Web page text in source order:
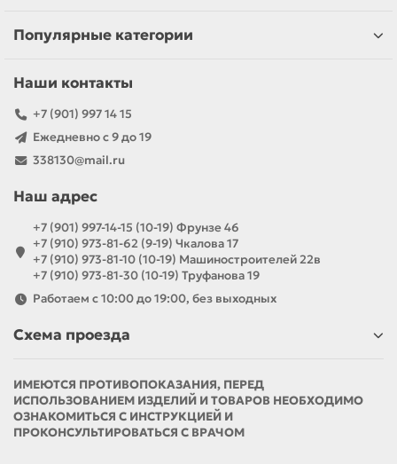
Популярные категории
Наши контакты
+7 (901) 997 14 15
Ежедневно с 9 до 19
338130@mail.ru
Наш адрес
+7 (901) 997-14-15 (10-19) Фрунзе 46
+7 (910) 973-81-62 (9-19) Чкалова 17
+7 (910) 973-81-10 (10-19) Машиностроителей 22в
+7 (910) 973-81-30 (10-19) Труфанова 19
Работаем с 10:00 до 19:00, без выходных
Схема проезда
ИМЕЮТСЯ ПРОТИВОПОКАЗАНИЯ, ПЕРЕД
ИСПОЛЬЗОВАНИЕМ ИЗДЕЛИЙ И ТОВАРОВ НЕОБХОДИМО
ОЗНАКОМИТЬСЯ С ИНСТРУКЦИЕЙ И
ПРОКОНСУЛЬТИРОВАТЬСЯ С ВРАЧОМ